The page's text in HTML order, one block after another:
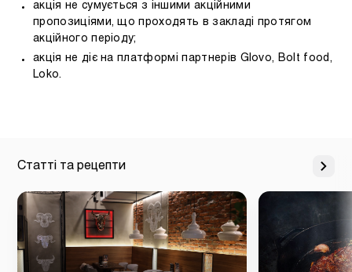
акція не сумується з іншими акційними
пропозиціями, що проходять в закладі протягом
акційного періоду;
акція не діє на платформі партнерів Glovo, Bolt food,
Loko.
Статті та рецепти